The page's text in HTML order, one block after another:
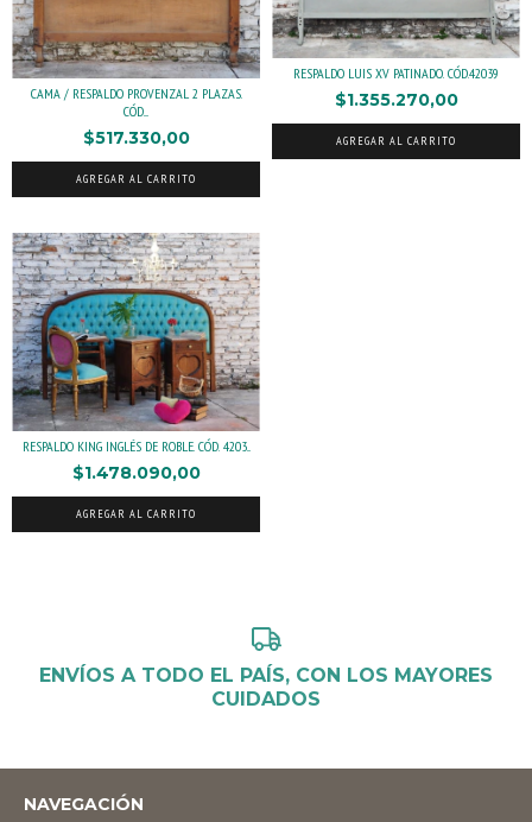
CAMA / RESPALDO PROVENZAL 2 PLAZAS.
CÓD....
$517.330,00
AGREGAR AL CARRITO
RESPALDO LUIS XV PATINADO. CÓD.42039
$1.355.270,00
AGREGAR AL CARRITO
RESPALDO KING INGLÉS DE ROBLE. CÓD. 4203...
$1.478.090,00
AGREGAR AL CARRITO
ENVÍOS A TODO EL PAÍS, CON LOS MAYORES
CUIDADOS
NAVEGACIÓN